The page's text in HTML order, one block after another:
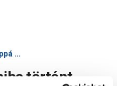
...
történt